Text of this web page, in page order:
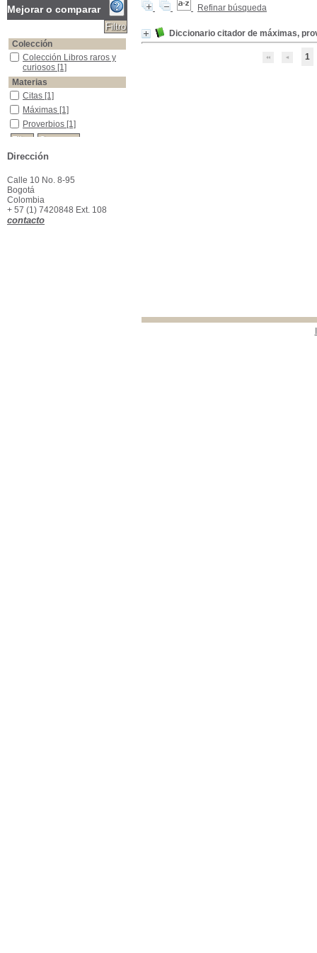
Refinar búsqueda
Diccionario citador de máximas,
1
Mejorar o comparar
Colección
Colección Libros raros y curiosos
Colección Libros raros y
curiosos [1]
Materias
CitasCitas [1]
Máximas
Máximas [1]
Proverbios
Proverbios [1]
Dirección
Calle 10 No. 8-95
Bogotá
Colombia
+ 57 (1) 7420848 Ext. 108
contacto